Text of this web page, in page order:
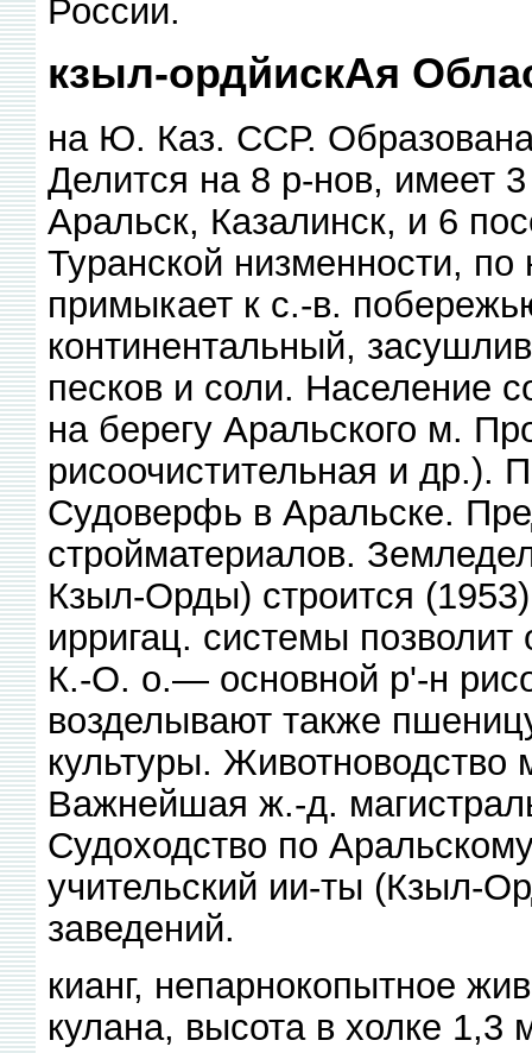
России.
кзыл-ордйискАя
на Ю. Каз. ССР.
Делится на 8 р-нов, имеет
Аральск, Казалинск, и 6
Туранской низменности,
примыкает к с.-в.
континентальный,
песков и соли. Население
на берегу Аральского м.
рисоочистительная и др.).
Судоверфь в Аральске.
стройматериалов.
Кзыл-Орды) строится
ирригац. системы позволит
К.-О. о.— основной р'-н
возделывают также
культуры. Животноводство
Важнейшая ж.-д.
Судоходство по
учительский ии-ты (Кзыл-
заведений.
кианг, непарнокопытное
кулана, высота в холке 1,3